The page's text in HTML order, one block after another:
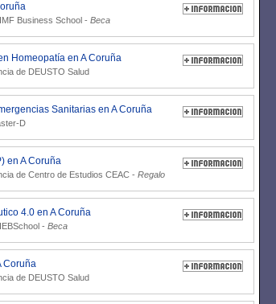
IMF Business School - Beca
Homeopatía en A Coruña
de DEUSTO Salud
Sanitarias en A Coruña
D
en A Coruña
de Centro de Estudios CEAC - Regalo
4.0 en A Coruña
IEBSchool - Beca
Coruña
de DEUSTO Salud